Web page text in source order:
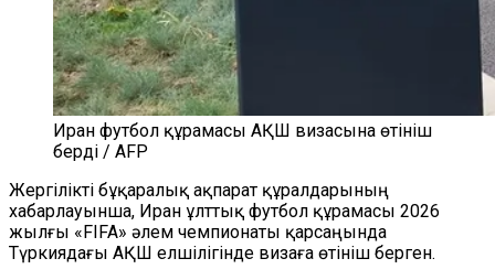
Иран футбол құрамасы АҚШ визасына өтініш
берді / AFP
Жергілікті бұқаралық ақпарат құралдарының
хабарлауынша, Иран ұлттық футбол құрамасы 2026
жылғы «FIFA» әлем чемпионаты қарсаңында
Түркиядағы АҚШ елшілігінде визаға өтініш берген.